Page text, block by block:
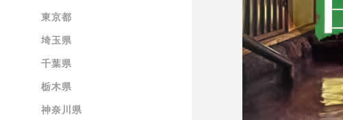
東京都
埼玉県
千葉県
栃木県
神奈川県